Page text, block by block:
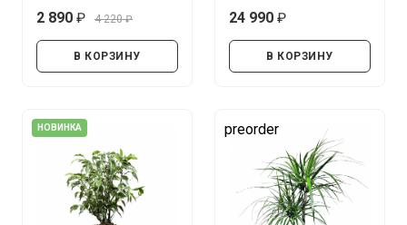
2 890
4 220
В КОРЗИНУ
24 990
В КОРЗИНУ
НОВИНКА preorder